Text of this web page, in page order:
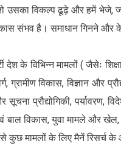
उसका विकल्प ढूढ़े और हमें भेजे,
संभव है। समाधान गिनने और
देश के विभिन्न मामलों ( जैसेः
ग्रामीण विकास, विज्ञान और
सूचना प्रौद्योगिकी,
एवं बाल विकास, युवा मामले और
से कुछ मामलों के लिए मैनें रिसर्च